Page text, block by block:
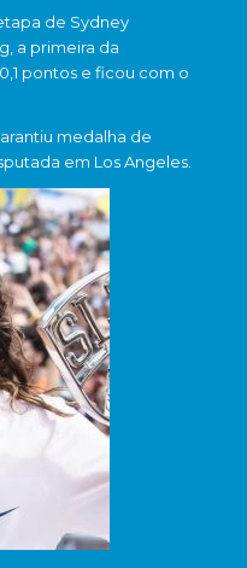
de Sydney
a primeira da
pontos e ficou com o
medalha de
em Los Angeles.